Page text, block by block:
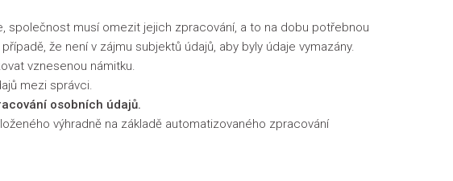
společnost musí omezit jejich zpracování, a to na dobu potřebnou
že není v zájmu subjektů údajů, aby byly údaje vymazány.
vznesenou námitku.
mezi správci.
osobních údajů.
výhradně na základě automatizovaného zpracování